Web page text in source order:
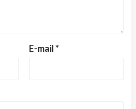
E-mail*